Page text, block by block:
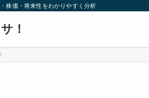
株価・将来性をわかりやすく分析
！